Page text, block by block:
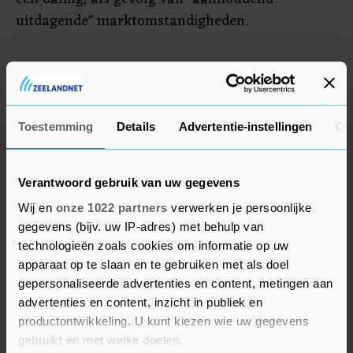
Toestemming Details Advertentie-instellingen
Verantwoord gebruik van uw gegevens
Wij en onze 1022 partners verwerken je persoonlijke
gegevens (bijv. uw IP-adres) met behulp van
technologieën zoals cookies om informatie op uw
apparaat op te slaan en te gebruiken met als doel
gepersonaliseerde advertenties en content, metingen aan
advertenties en content, inzicht in publiek en
productontwikkeling. U kunt kiezen wie uw gegevens
gebruikt en met welke doelen.
uitdagende" marktomstandigheden.
Energietransitie
Arcadis profiteert al tijden van groeiende
investeringen in de energietransitie. Het bedrijf
houdt zich onder meer bezig met projecten rond
bedrijven met het ontwikkelen van
duurzaamheidsstrategieën. Ook werkt Arcadis
aan klimaatoplossingen. In de VS staat Arcadis
zijn klanten bij met onder meer het ontwerpen
en bouwen van batterijfabrieken en het leveren
van elektrische mobiliteitsoplossingen.
Mede hierdoor steeg het orderboek van het